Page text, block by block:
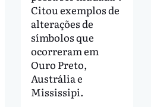
Citou exemplos de
alterações de
símbolos que
ocorreram em
Ouro Preto,
Austrália e
Mississipi.